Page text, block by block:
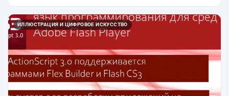
ИЛЛЮСТРАЦИЯ И ЦИФРОВОЕ ИСКУССТВО